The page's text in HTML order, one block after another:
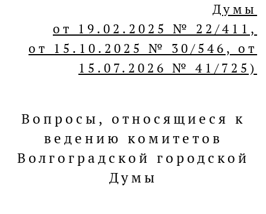
Думы
от 19.02.2025 № 22/411,
от 15.10.2025 № 30/546, от
15.07.2026 № 41/725)
Вопросы, относящиеся к
ведению комитетов
Волгоградской городской
Думы